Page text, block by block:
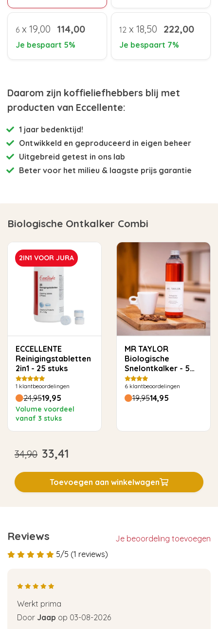
6 x 19,00 114,00
Je bespaart 5%
12 x 18,50 222,00
Je bespaart 7%
Daarom zijn koffieliefhebbers blij met
producten van Eccellente:
1 jaar bedenktijd!
Ontwikkeld en geproduceerd in eigen beheer
Uitgebreid getest in ons lab
Beter voor het milieu & laagste prijs garantie
Biologische Ontkalker Combi
2IN1 VOOR JURA
ECCELLENTE
Reinigingstabletten
2in1 - 25 stuks
1 klantbeoordelingen
24,9519,95
Volume voordeel
vanaf 3 stuks
MR TAYLOR
Biologische
Snelontkalker - 5
keer ontkalken
6 klantbeoordelingen
19,9514,95
34,90 33,41
Toevoegen aan winkelwagen
Reviews
Je beoordeling toevoegen
5/5 (1 reviews)
Werkt prima
Door Jaap op 03-08-2026